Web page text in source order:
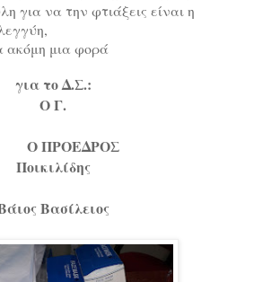
για να την φτιάξεις είναι η
ακόμη μια φορά
για το Δ.Σ.:
Ο Γ.
ΠΡΟΕΔΡΟΣ
Ποικιλίδης
Βασίλειος